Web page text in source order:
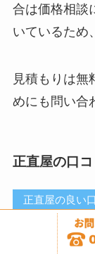
合は価格相談
いているため
見積もりは無
めにも問い合
正直屋の口コ
正直屋の良い
対応が